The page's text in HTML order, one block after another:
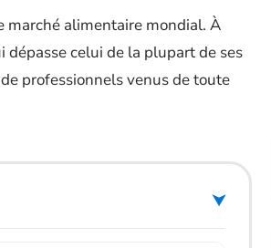
marché alimentaire mondial. À
dépasse celui de la plupart de ses
professionnels venus de toute